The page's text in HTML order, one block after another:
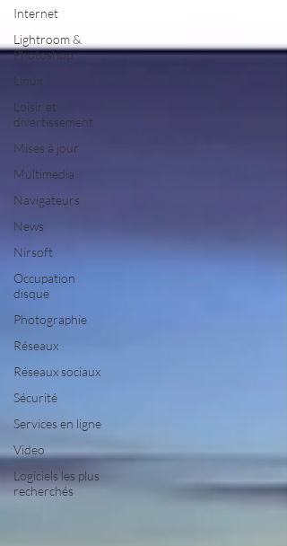
Internet
Lightroom &
Photoshop
Linux
Loisir et
divertissement
Mises à jour
Multimedia
Navigateurs
News
Nirsoft
Occupation
disque
Photographie
Réseaux
Réseaux sociaux
Sécurité
Services en ligne
Video
Logiciels les plus
recherchés